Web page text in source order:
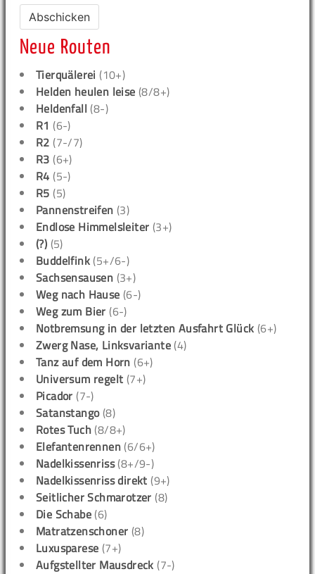
Neue Routen
Tierquälerei (10+)
Helden heulen leise (8/8+)
Heldenfall (8-)
R1 (6-)
R2 (7-/7)
R3 (6+)
R4 (5-)
R5 (5)
Pannenstreifen (3)
Endlose Himmelsleiter (3+)
(?) (5)
Buddelfink (5+/6-)
Sachsensausen (3+)
Weg nach Hause (6-)
Weg zum Bier (6-)
Notbremsung in der letzten Ausfahrt Glück (6+)
Zwerg Nase, Linksvariante (4)
Tanz auf dem Horn (6+)
Universum regelt (7+)
Picador (7-)
Satanstango(8)
Rotes Tuch (8/8+)
Elefantenrennen (6/6+)
Nadelkissenriss(8+/9-)
Nadelkissenriss direkt (9+)
Seitlicher Schmarotzer (8)
Die Schabe (6)
Matratzenschoner (8)
Luxusparese (7+)
Aufgstellter Mausdreck (7-)